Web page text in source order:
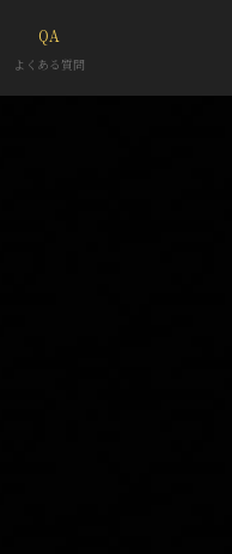
QA
よくある質問